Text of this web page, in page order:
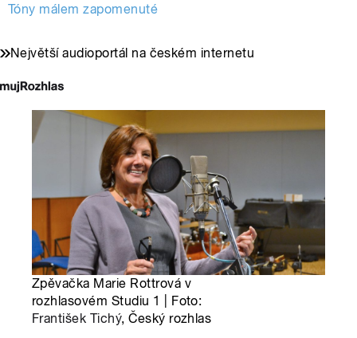
Tóny málem zapomenuté
Největší audioportál na českém internetu
Zpěvačka Marie Rottrová v
rozhlasovém Studiu 1 | Foto:
František Tichý, Český rozhlas